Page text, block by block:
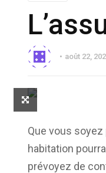
août 22,
Que vous
habitation
prévoyez de